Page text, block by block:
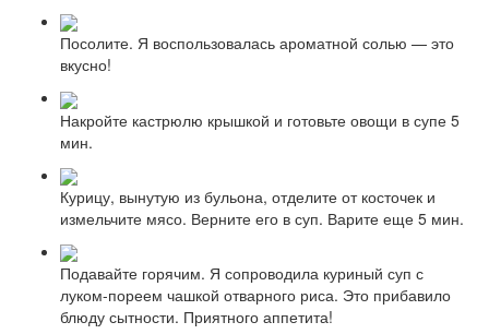
Посолите. Я воспользовалась ароматной солью — это
вкусно!
Накройте кастрюлю крышкой и готовьте овощи в супе 5
мин.
Курицу, вынутую из бульона, отделите от косточек и
измельчите мясо. Верните его в суп. Варите еще 5 мин.
Подавайте горячим. Я сопроводила куриный суп с
луком-пореем чашкой отварного риса. Это прибавило
блюду сытности. Приятного аппетита!